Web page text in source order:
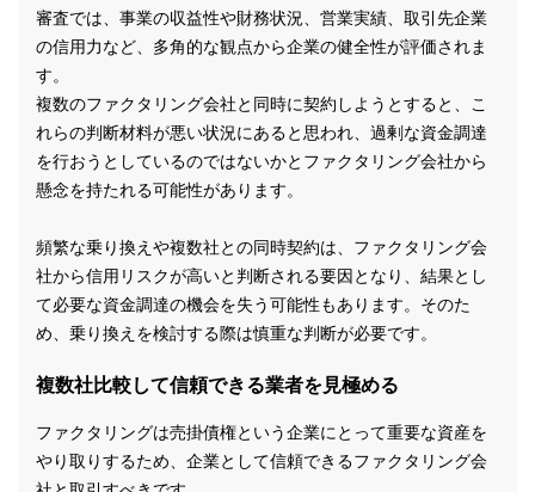
審査では、事業の収益性や財務状況、営業実績、取引先企業
の信用力など、多角的な観点から企業の健全性が評価されま
す。
複数のファクタリング会社と同時に契約しようとすると、こ
れらの判断材料が悪い状況にあると思われ、過剰な資金調達
を行おうとしているのではないかとファクタリング会社から
懸念を持たれる可能性があります。
頻繁な乗り換えや複数社との同時契約は、ファクタリング会
社から信用リスクが高いと判断される要因となり、結果とし
て必要な資金調達の機会を失う可能性もあります。そのた
め、乗り換えを検討する際は慎重な判断が必要です。
複数社比較して信頼できる業者を見極める
ファクタリングは売掛債権という企業にとって重要な資産を
やり取りするため、企業として信頼できるファクタリング会